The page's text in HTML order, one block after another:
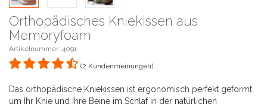
Orthopädisches Kniekissen aus
Memoryfoam
Artikelnummer: 4091
(2 Kundenmeinungen)
Das orthopädische Kniekissen ist ergonomisch perfekt geformt,
um Ihr Knie und Ihre Beine im Schlaf in der natürlichen